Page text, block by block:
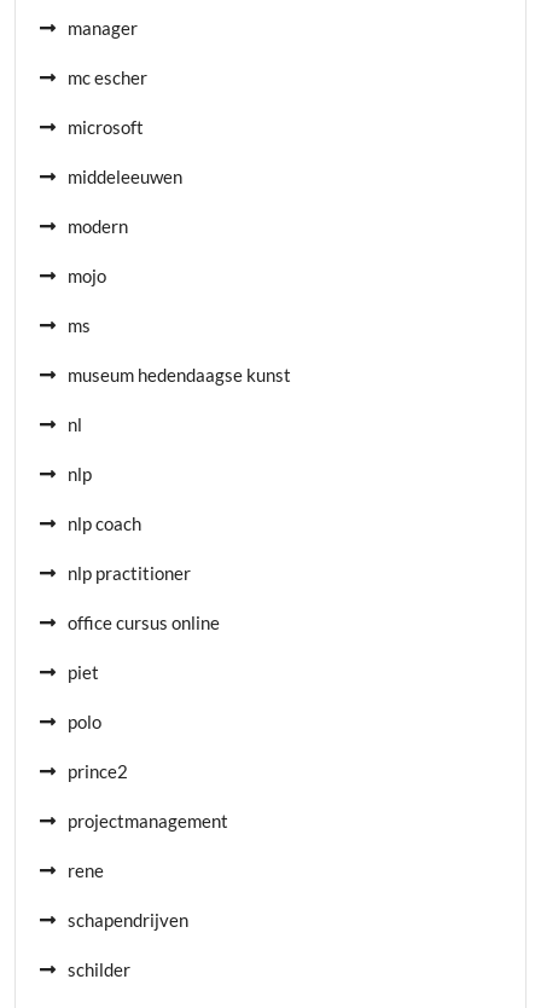
manager
mc escher
microsoft
middeleeuwen
modern
mojo
ms
museum hedendaagse kunst
nl
nlp
nlp coach
nlp practitioner
office cursus online
piet
polo
prince2
projectmanagement
rene
schapendrijven
schilder